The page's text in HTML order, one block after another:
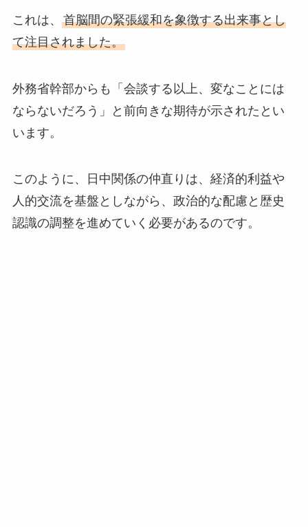
これは、 首脳間の緊張緩和を象徴する出来事とし
て注目されました。
外務省幹部からも「会談する以上、変なことには
ならないだろう」と前向きな期待が示されたとい
います。
このように、日中関係の仲直りは、経済的利益や
人的交流を基盤としながら、政治的な配慮と歴史
認識の調整を進めていく必要があるのです。